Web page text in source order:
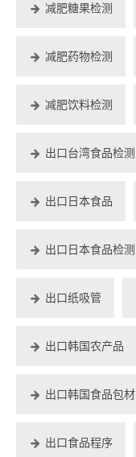
减肥糖果检测
减肥药物检测
减肥饮料检测
出口台湾食品检测
出口日本食品
出口日本食品检测
出口纸吸管
出口韩国农产品
出口韩国食品包材
出口食品程序